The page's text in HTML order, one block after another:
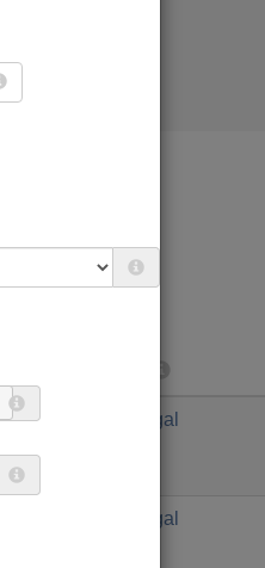
2017 Senegal
Senegal